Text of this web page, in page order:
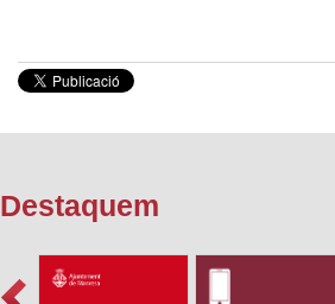
Destaquem